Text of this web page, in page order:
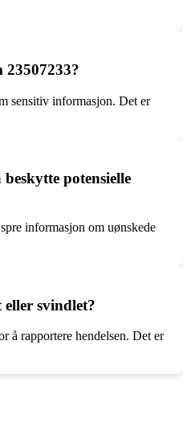
sensitiv informasjon. Det er
potensielle
informasjon om uønskede
svindlet?
å rapportere hendelsen. Det er